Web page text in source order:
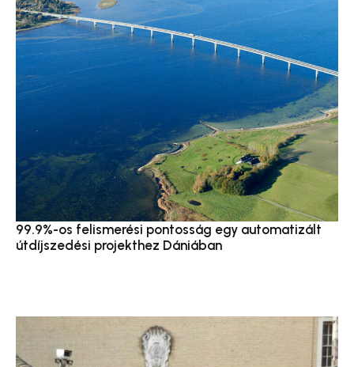
99.9%-os felismerési pontosság egy automatizált
útdíjszedési projekthez Dániában